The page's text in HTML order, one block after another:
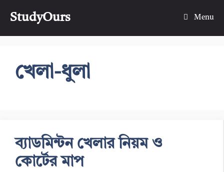
StudyOurs Menu
খেলা-ধুলা
ব্যাডমিন্টন খেলার নিয়ম ও
কোর্টের মাপ